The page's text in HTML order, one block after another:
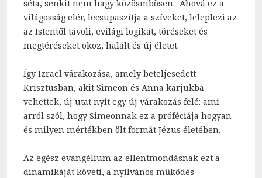
séta, senkit nem hagy közösmbösen. Ahová ez a
világosság elér, lecsupaszítja a szíveket, leleplezi az
az Istentől távoli, evilági logikát, töréseket és
megtéréseket okoz, halált és új életet.
Így Izrael várakozása, amely beteljesedett
Krisztusban, akit Simeon és Anna karjukba
vehettek, új utat nyit egy új várakozás felé: ami
arról szól, hogy Simeonnak ez a próféciája hogyan
és milyen mértékben ölt formát Jézus életében.
Az egész evangélium az ellentmondásnak ezt a
dinamikáját követi, a nyilvános működés